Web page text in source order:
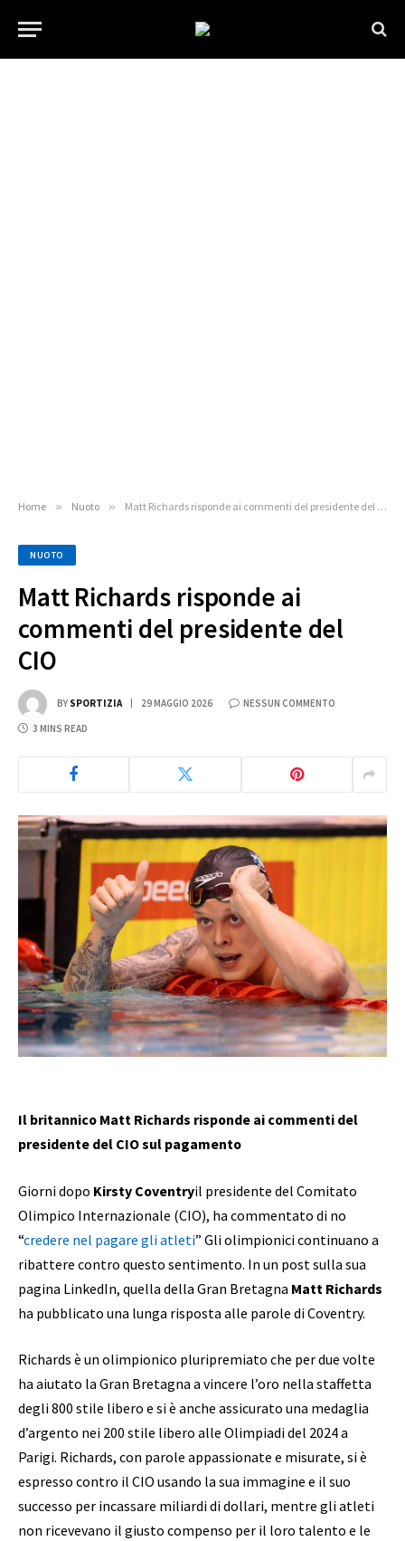
Home » Nuoto » Matt Richards risponde ai commenti del presidente del CIO
NUOTO
Matt Richards risponde ai
commenti del presidente del
CIO
BY SPORTIZIA 29 MAGGIO 2026 NESSUN COMMENTO
3 MINS READ
Il britannico Matt Richards risponde ai commenti del
presidente del CIO sul pagamento
Giorni dopo Kirsty Coventryil presidente del Comitato
Olimpico Internazionale (CIO), ha commentato di no
“credere nel pagare gli atleti” Gli olimpionici continuano a
ribattere contro questo sentimento. In un post sulla sua
pagina LinkedIn, quella della Gran Bretagna Matt Richards
ha pubblicato una lunga risposta alle parole di Coventry.
Richards è un olimpionico pluripremiato che per due volte
ha aiutato la Gran Bretagna a vincere l’oro nella staffetta
degli 800 stile libero e si è anche assicurato una medaglia
d’argento nei 200 stile libero alle Olimpiadi del 2024 a
Parigi. Richards, con parole appassionate e misurate, si è
espresso contro il CIO usando la sua immagine e il suo
successo per incassare miliardi di dollari, mentre gli atleti
non ricevevano il giusto compenso per il loro talento e le